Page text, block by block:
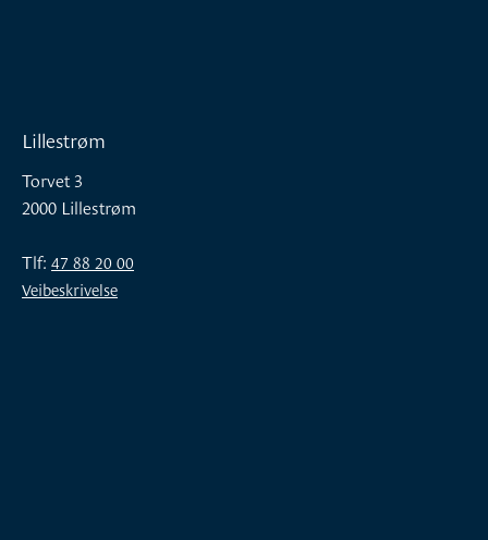
Lillestrøm
Torvet 3
2000 Lillestrøm
Tlf:47 88 20 00
Veibeskrivelse